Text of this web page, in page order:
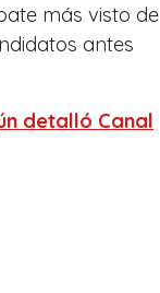
más visto de
antes
detalló Canal